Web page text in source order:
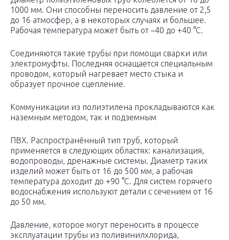
1000 мм. Они способны переносить давление от 2,5
до 16 атмосфер, а в некоторых случаях и большее.
Рабочая температура может быть от –40 до +40 °C.
Соединяются такие трубы при помощи сварки или
электромуфты. Последняя оснащается специальным
проводом, который нагревает место стыка и
образует прочное сцепление.
Коммуникации из полиэтилена прокладываются как
наземным методом, так и подземным
ПВХ. Распространённый тип труб, который
применяется в следующих областях: канализация,
водопроводы, дренажные системы. Диаметр таких
изделий может быть от 16 до 500 мм, а рабочая
температура доходит до +90 °C. Для систем горячего
водоснабжения используют детали с сечением от 16
до 50 мм.
Давление, которое могут переносить в процессе
эксплуатации трубы из поливинилхлорида,